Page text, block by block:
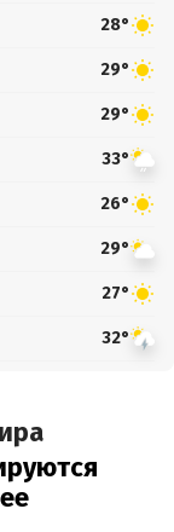
28°
29°
29°
33°
26°
29°
27°
32°